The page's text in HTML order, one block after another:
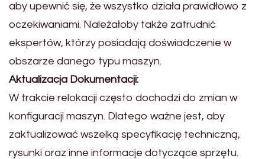
aby upewnić się, że wszystko działa prawidłowo z
oczekiwaniami. Należałoby także zatrudnić
ekspertów, którzy posiadają doświadczenie w
obszarze danego typu maszyn.
Aktualizacja Dokumentacji:
W trakcie relokacji często dochodzi do zmian w
konfiguracji maszyn. Dlatego ważne jest, aby
zaktualizować wszelką specyfikację techniczną,
rysunki oraz inne informacje dotyczące sprzętu.